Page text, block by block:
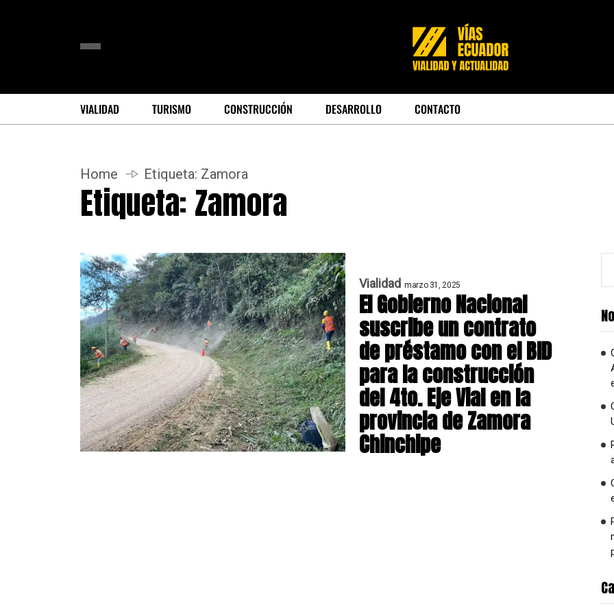
VIALIDAD TURISMO CONSTRUCCIÓN DESARROLLO CONTACTO
Home Etiqueta: Zamora
Etiqueta: Zamora
Vialidad marzo 31, 2025
El Gobierno Nacional
suscribe un contrato
de préstamo con el BID
para la construcción
del 4to. Eje Vial en la
provincia de Zamora
Chinchipe